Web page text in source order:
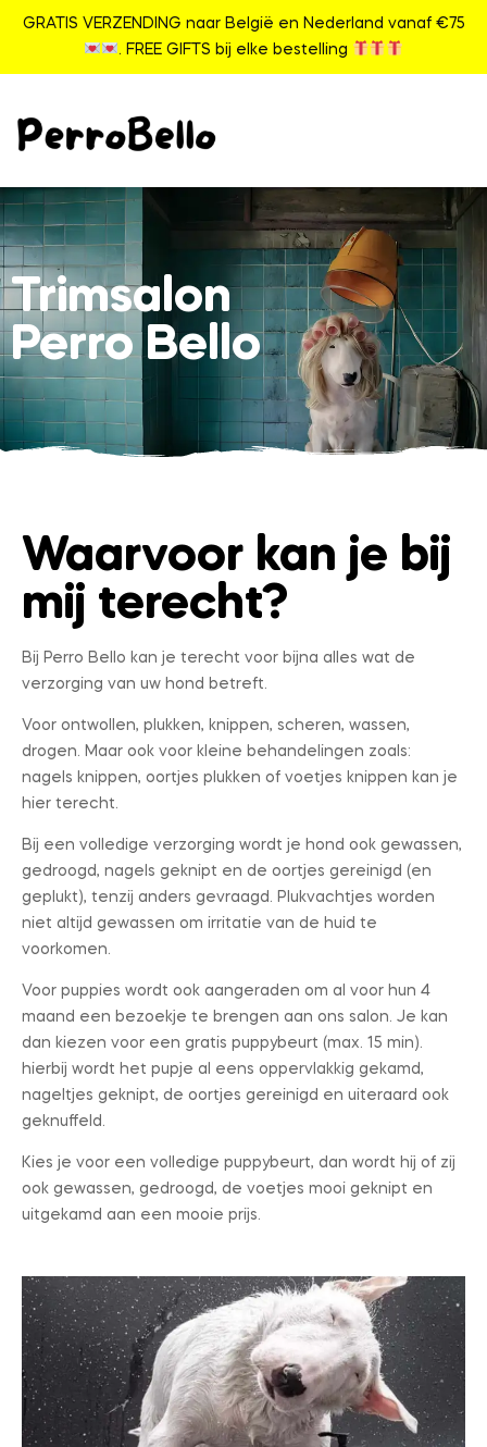
GRATIS VERZENDING naar België en Nederland vanaf €75
. FREE GIFTS bij elke bestelling
Trimsalon
Perro Bello
Waarvoor kan je bij
mij terecht?
Bij Perro Bello kan je terecht voor bijna alles wat de
verzorging van uw hond betreft.
Voor ontwollen, plukken, knippen, scheren, wassen,
drogen. Maar ook voor kleine behandelingen zoals:
nagels knippen, oortjes plukken of voetjes knippen kan je
hier terecht.
Bij een volledige verzorging wordt je hond ook gewassen,
gedroogd, nagels geknipt en de oortjes gereinigd (en
geplukt), tenzij anders gevraagd. Plukvachtjes worden
niet altijd gewassen om irritatie van de huid te
voorkomen.
Voor puppies wordt ook aangeraden om al voor hun 4
maand een bezoekje te brengen aan ons salon. Je kan
dan kiezen voor een gratis puppybeurt (max. 15 min).
hierbij wordt het pupje al eens oppervlakkig gekamd,
nageltjes geknipt, de oortjes gereinigd en uiteraard ook
geknuffeld.
Kies je voor een volledige puppybeurt, dan wordt hij of zij
ook gewassen, gedroogd, de voetjes mooi geknipt en
uitgekamd aan een mooie prijs.